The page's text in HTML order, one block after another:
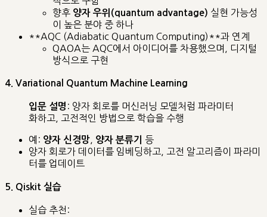
향후 양자 우위(quantum advantage) 실현 가능성
이 높은 분야 중 하나
**AQC (Adiabatic Quantum Computing)**과 연계
QAOA는 AQC에서 아이디어를 차용했으며, 디지털
방식으로 구현
4. Variational Quantum Machine Learning
입문 설명 : 양자 회로를 머신러닝 모델처럼 파라미터
화하고, 고전적인 방법으로 학습을 수행
예: 양자 신경망, 양자 분류기
등
양자 회로가 데이터를 임베딩하고, 고전 알고리즘이 파라미
터를 업데이트
5. Qiskit 실습
실습 추천: